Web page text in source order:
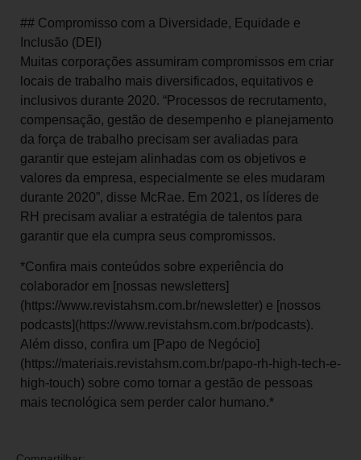
## Compromisso com a Diversidade, Equidade e
Inclusão (DEI)
Muitas corporações assumiram compromissos em criar
locais de trabalho mais diversificados, equitativos e
inclusivos durante 2020. “Processos de recrutamento,
compensação, gestão de desempenho e planejamento
da força de trabalho precisam ser avaliadas para
garantir que estejam alinhadas com os objetivos e
valores da empresa, especialmente se eles mudaram
durante 2020”, disse McRae. Em 2021, os líderes de
RH precisam avaliar a estratégia de talentos para
garantir que ela cumpra seus compromissos.
*Confira mais conteúdos sobre experiência do
colaborador em [nossas newsletters]
(https://www.revistahsm.com.br/newsletter) e [nossos
podcasts](https://www.revistahsm.com.br/podcasts).
Além disso, confira um [Papo de Negócio]
(https://materiais.revistahsm.com.br/papo-rh-high-tech-e-
high-touch) sobre como tornar a gestão de pessoas
mais tecnológica sem perder calor humano.*